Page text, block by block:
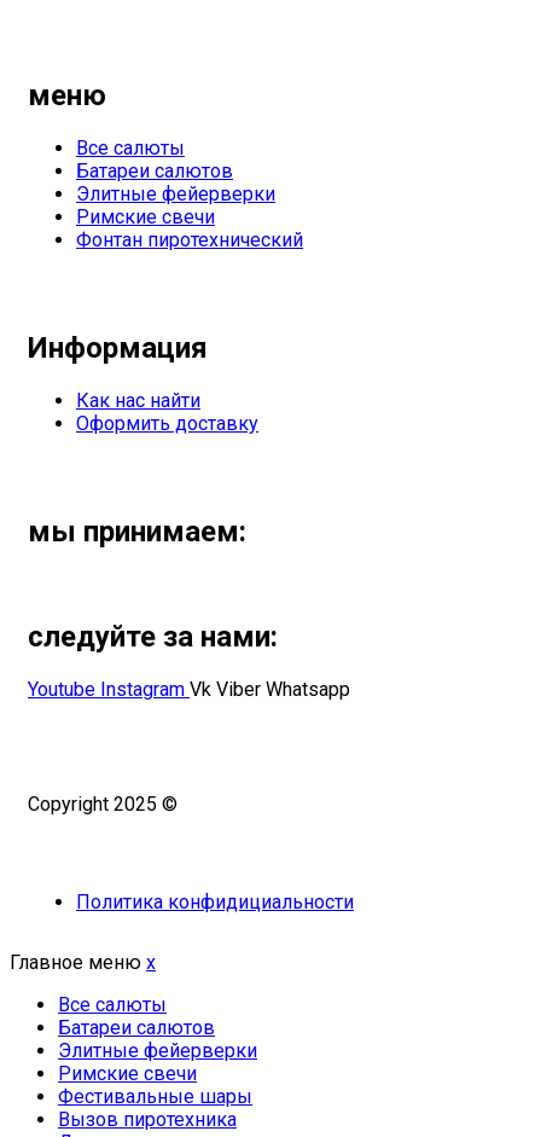
меню
Все салюты
Батареи салютов
Элитные фейерверки
Римские свечи
Фонтан пиротехнический
Информация
Как нас найти
Оформить доставку
мы принимаем:
следуйте за нами:
Youtube Instagram Vk Viber Whatsapp
Copyright 2025 ©
Политика конфидициальности
Главное меню x
Все салюты
Батареи салютов
Элитные фейерверки
Римские свечи
Фестивальные шары
Вызов пиротехника